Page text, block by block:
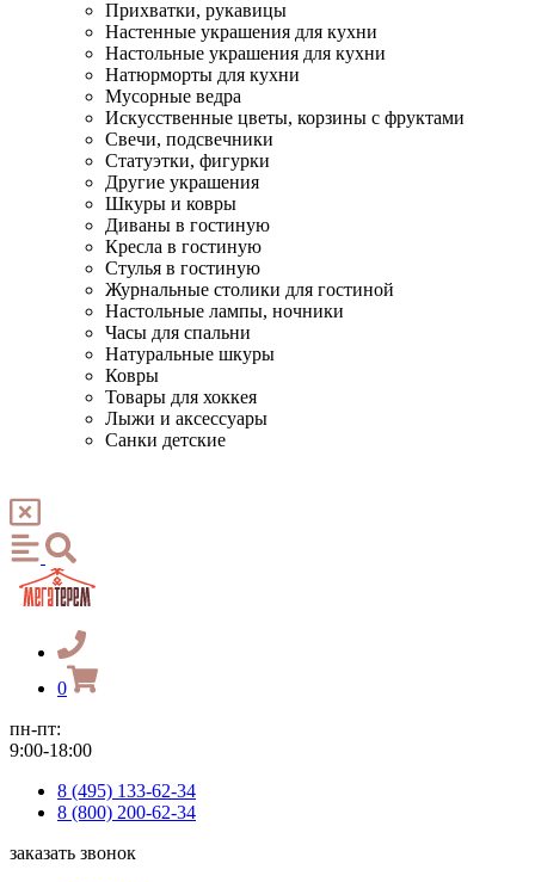
Прихватки, рукавицы
Настенные украшения для кухни
Настольные украшения для кухни
Натюрморты для кухни
Мусорные ведра
Искусственные цветы, корзины с фруктами
Свечи, подсвечники
Статуэтки, фигурки
Другие украшения
Шкуры и ковры
Диваны в гостиную
Кресла в гостиную
Стулья в гостиную
Журнальные столики для гостиной
Настольные лампы, ночники
Часы для спальни
Натуральные шкуры
Ковры
Товары для хоккея
Лыжи и аксессуары
Санки детские
0
пн-пт:
9:00-18:00
8 (495) 133-62-34
8 (800) 200-62-34
заказать звонок